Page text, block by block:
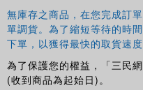
This handbook is
and professionals
urban studies, and water
sustainability more
無庫存之商品，在您完成訂
單調貨。為了縮短等待的時
下單，以獲得最快的取貨速
為了保護您的權益，「三民網
(收到商品為起始日)。